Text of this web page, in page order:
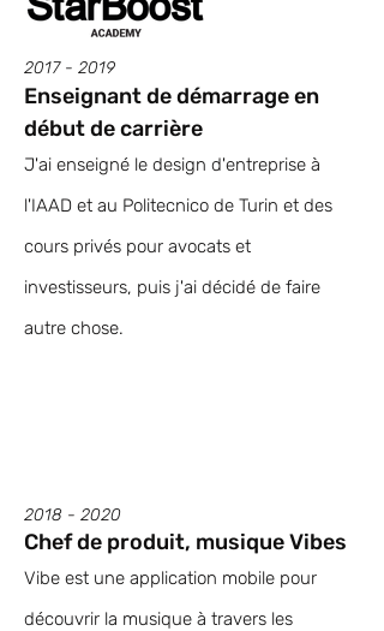
2017 - 2019
Enseignant de démarrage en
début de carrière
J'ai enseigné le design d'entreprise à
l'IAAD et au Politecnico de Turin et des
cours privés pour avocats et
investisseurs, puis j'ai décidé de faire
autre chose.
2018 - 2020
Chef de produit, musique Vibes
Vibe est une application mobile pour
découvrir la musique à travers les